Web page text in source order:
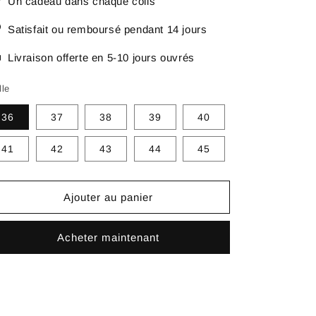
Satisfait ou remboursé pendant 14 jours
Livraison offerte en 5-10 jours ouvrés
36 37 38 39 40
41 42 43 44 45
Ajouter au panier
Acheter maintenant